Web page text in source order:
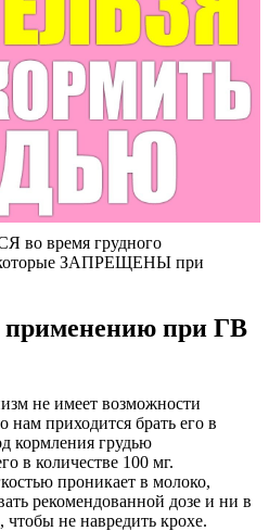
во время грудного
которые ЗАПРЕЩЕНЫ при
применению при ГВ
не имеет возможности
нам приходится брать его в
кормления грудью
в количестве 100 мг.
проникает в молоко,
рекомендованной дозе и ни в
не навредить крохе.